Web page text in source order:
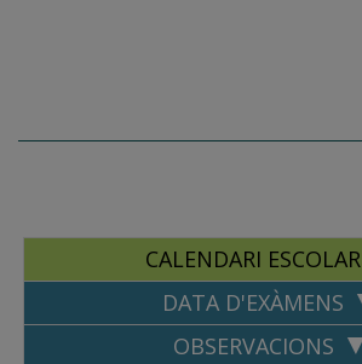
CALENDARI ESCOLAR
DATA D'EXÀMENS
OBSERVACIONS